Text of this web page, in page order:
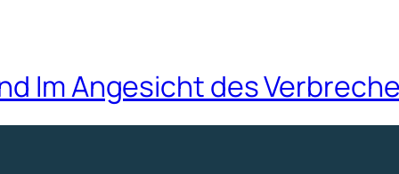
Im Angesicht des